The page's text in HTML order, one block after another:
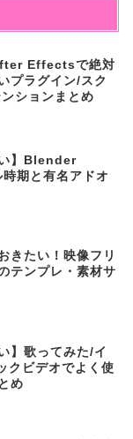
Effectsで絶対
プラグイン/スク
ションまとめ
い】Blender
期と有名アドオ
きたい！映像フリ
テンプレ・素材サ
】歌ってみた/イ
クビデオでよく使
め